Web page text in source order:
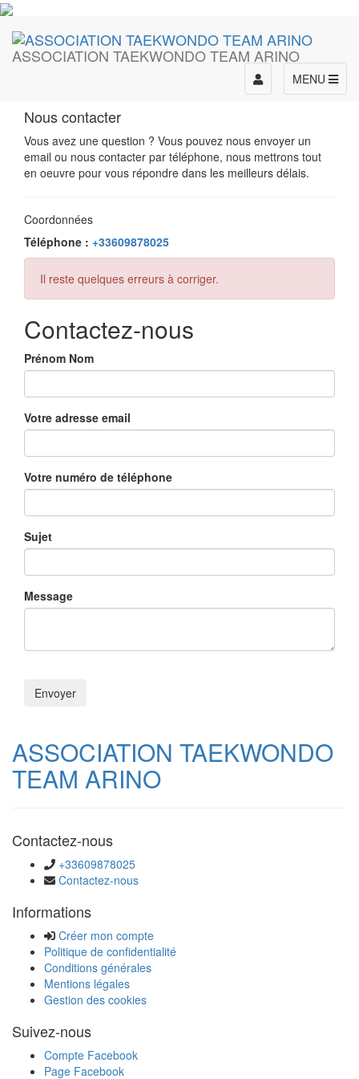
ASSOCIATION TAEKWONDO TEAM ARINO
MENU
Toggle
navigation
Nous contacter
Vous avez une question ? Vous pouvez nous envoyer un
email ou nous contacter par téléphone, nous mettrons tout
en oeuvre pour vous répondre dans les meilleurs délais.
Coordonnées
Téléphone : +33609878025
Il reste quelques erreurs à corriger.
Contactez-nous
Prénom Nom
Votre adresse email
Votre numéro de téléphone
Sujet
Message
ASSOCIATION TAEKWONDO
TEAM ARINO
Contactez-nous
+33609878025
Contactez-nous
Informations
Créer mon compte
Politique de confidentialité
Conditions générales
Mentions légales
Gestion des cookies
Suivez-nous
Compte Facebook
Page Facebook